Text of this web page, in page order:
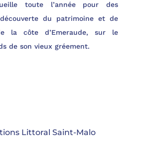
toute l’année pour des
du patrimoine et de
la côte d’Emeraude, sur le
de son vieux gréement.